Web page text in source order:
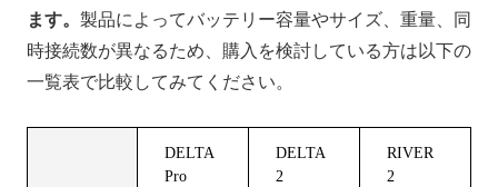
ます。 製品によってバッテリー容量やサイズ、重量、同
時接続数が異なるため、購入を検討している方は以下の
一覧表で比較してみてください。
DELTA
Pro
DELTA
2
RIVER
2